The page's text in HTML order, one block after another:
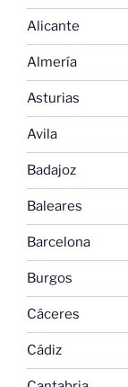
Alicante
Almería
Asturias
Avila
Badajoz
Baleares
Barcelona
Burgos
Cáceres
Cádiz